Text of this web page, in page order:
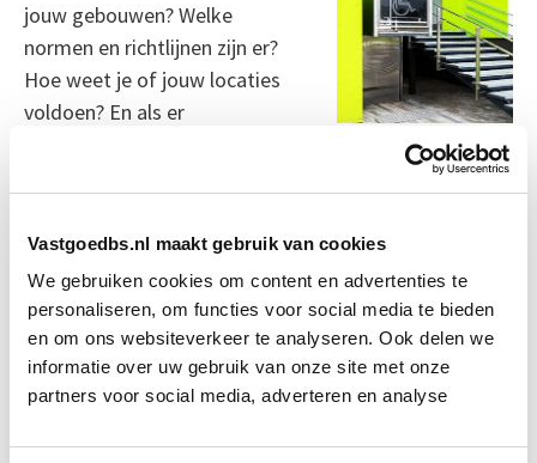
Vastgoedbs.nl maakt gebruik van cookies
We gebruiken cookies om content en advertenties te
personaliseren, om functies voor social media te bieden
en om ons websiteverkeer te analyseren. Ook delen we
informatie over uw gebruik van onze site met onze
partners voor social media, adverteren en analyse
jouw gebouwen? Welke
normen en richtlijnen zijn er?
Hoe weet je of jouw locaties
voldoen? En als er
belemmeringen in toegankelijkheid zijn: waar haal je
de tijd, middelen en kennis vandaan om dit zo
Toegankelijkheid Gebouwen biedt jou handvatten en
stimuleert jou om een proactieve houding aan te
nemen.
Voor wie?